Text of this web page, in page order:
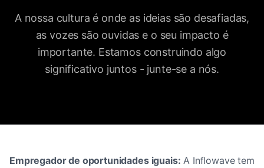
A nossa cultura é onde as ideias são desafiadas,
as vozes são ouvidas e o seu impacto é
importante. Estamos construindo algo
significativo juntos - junte-se a nós.
Empregador de oportunidades iguais: A Inflowave tem